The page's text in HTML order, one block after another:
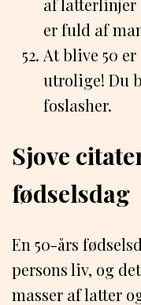
er fuld af
At blive 50
utrolige! Du
foslasher.
Sjove
fødselsdag
En 50-års
persons liv, og
masser af latter